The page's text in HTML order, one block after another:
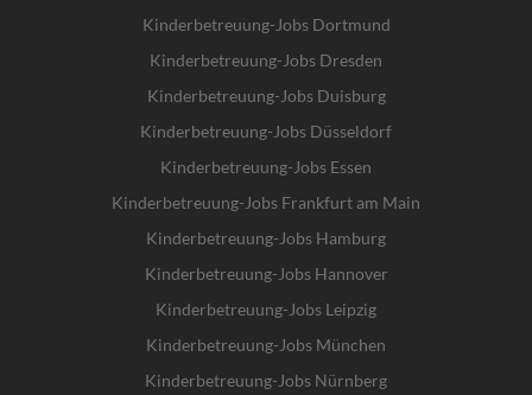
Kinderbetreuung-Jobs Dortmund
Kinderbetreuung-Jobs Dresden
Kinderbetreuung-Jobs Duisburg
Kinderbetreuung-Jobs Düsseldorf
Kinderbetreuung-Jobs Essen
Kinderbetreuung-Jobs Frankfurt am Main
Kinderbetreuung-Jobs Hamburg
Kinderbetreuung-Jobs Hannover
Kinderbetreuung-Jobs Leipzig
Kinderbetreuung-Jobs München
Kinderbetreuung-Jobs Nürnberg